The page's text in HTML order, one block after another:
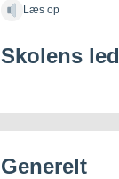
Læs op
Skolens
Generelt